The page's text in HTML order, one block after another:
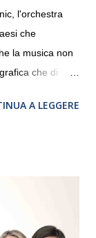
l'orchestra
che
la musica non
che di
e toccherà, in
il secondo anno
A LEGGERE